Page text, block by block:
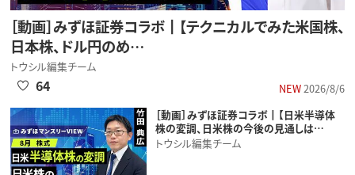
［動画］みずほ証券コラボ┃【テクニカルでみた米国株、
日本株、ドル円のめ…
トウシル編集チーム
NEW2026/8/6
64
［動画］みずほ証券コラボ┃【日米半導体
株の変調、日米株の今後の見通しは…
トウシル編集チーム